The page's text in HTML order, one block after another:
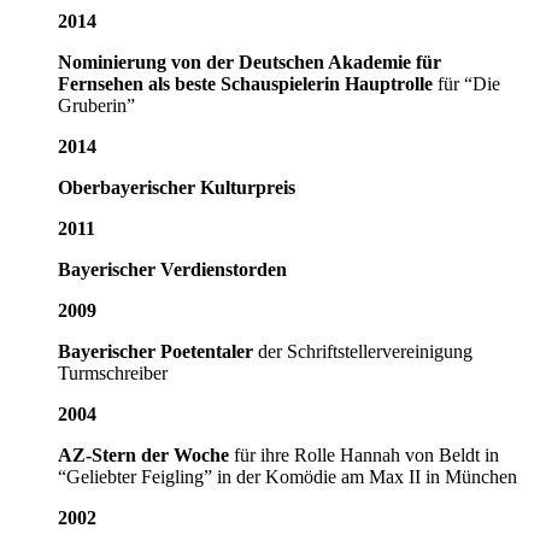
2014
Nominierung von der Deutschen Akademie für
Fernsehen als beste Schauspielerin Hauptrolle für “Die
Gruberin”
2014
Oberbayerischer Kulturpreis
2011
Bayerischer Verdienstorden
2009
Bayerischer Poetentaler der Schriftstellervereinigung
Turmschreiber
2004
AZ-Stern der Woche für ihre Rolle Hannah von Beldt in
“Geliebter Feigling” in der Komödie am Max II in München
2002